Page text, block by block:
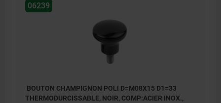
06239
BOUTON CHAMPIGNON POLI D=M08X15 D1=33
THERMODURCISSABLE, NOIR, COMP:ACIER INOX.,